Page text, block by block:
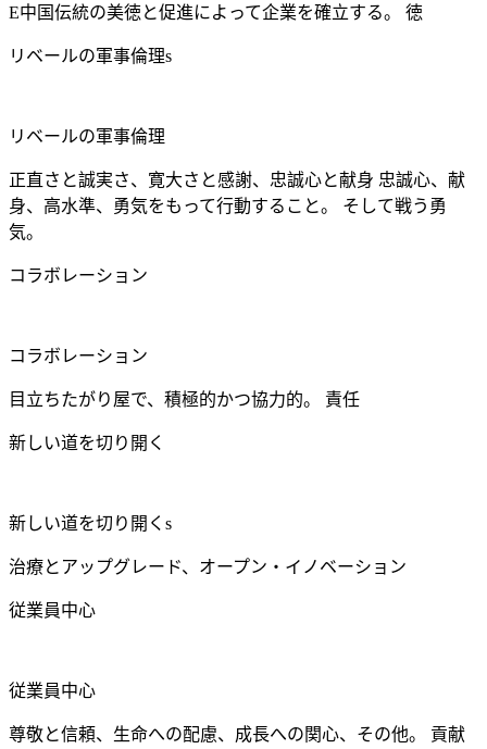
E中国伝統の美徳と促進によって企業を確立する。 徳
リベールの軍事倫理s
リベールの軍事倫理
正直さと誠実さ、寛大さと感謝、忠誠心と献身 忠誠心、献
身、高水準、勇気をもって行動すること。 そして戦う勇
気。
コラボレーション
コラボレーション
目立ちたがり屋で、積極的かつ協力的。 責任
新しい道を切り開く
新しい道を切り開くs
治療とアップグレード、オープン・イノベーション
従業員中心
従業員中心
尊敬と信頼、生命への配慮、成長への関心、その他。 貢献